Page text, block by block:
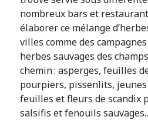
nombreux bars et
élaborer ce mélange
villes comme des
herbes sauvages des
chemin : asperges, feuilles
pourpiers, pissenlits, jeunes
feuilles et fleurs de scandix
salsifis et fenouils